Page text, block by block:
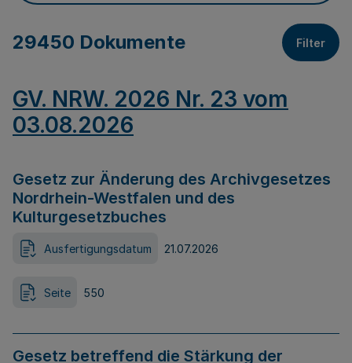
29450 Dokumente Filter
GV. NRW. 2026 Nr. 23 vom
03.08.2026
Gesetz zur Änderung des Archivgesetzes
Nordrhein-Westfalen und des
Kulturgesetzbuches
Ausfertigungsdatum 21.07.2026
Seite 550
Gesetz betreffend die Stärkung der